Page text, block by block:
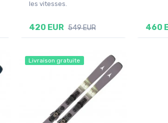
les vitesses.
420 EUR 549 EUR 460
Livraison gratuite